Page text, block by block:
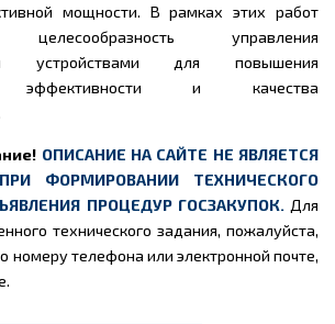
мощности. В рамках этих работ
целесообразность управления
устройствами для повышения
эффективности и качества
ОПИСАНИЕ НА САЙТЕ НЕ ЯВЛЯЕТСЯ
ФОРМИРОВАНИИ ТЕХНИЧЕСКОГО
ПРОЦЕДУР ГОСЗАКУПОК. Для
технического задания, пожалуйста,
номеру телефона или электронной почте,